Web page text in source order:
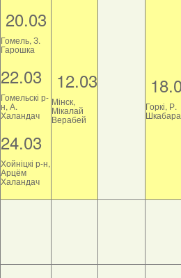
20.03
Гомель, З.
Гарошка
22.03
Гомельскі р-
н, А.
Халандач
24.03
Хойніцкі р-н,
Арцём
Халандач
12.03
Мінск,
Мікалай
Верабей
Горкі, Р.
Шкабара